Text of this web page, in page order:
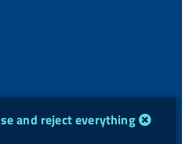
and reject everything